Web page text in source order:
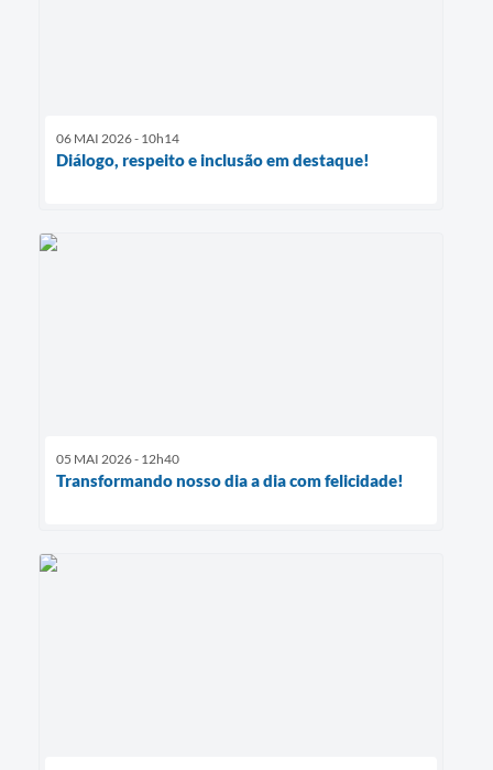
06 MAI 2026 - 10h14
Diálogo, respeito e inclusão em destaque!
05 MAI 2026 - 12h40
Transformando nosso dia a dia com felicidade!